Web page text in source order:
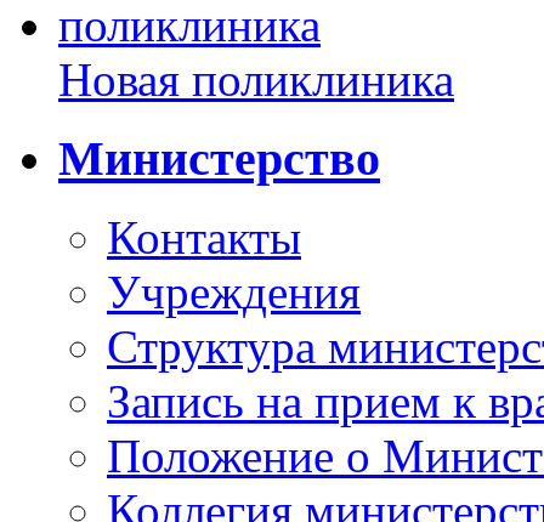
Новая поликлиника
Министерство
Контакты
Учреждения
Структура
Запись на прием к
Положение о
Коллегия